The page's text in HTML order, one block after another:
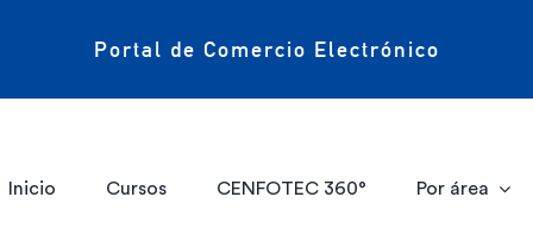
Portal de Comercio Electrónico
Inicio Cursos CENFOTEC 360° Por área